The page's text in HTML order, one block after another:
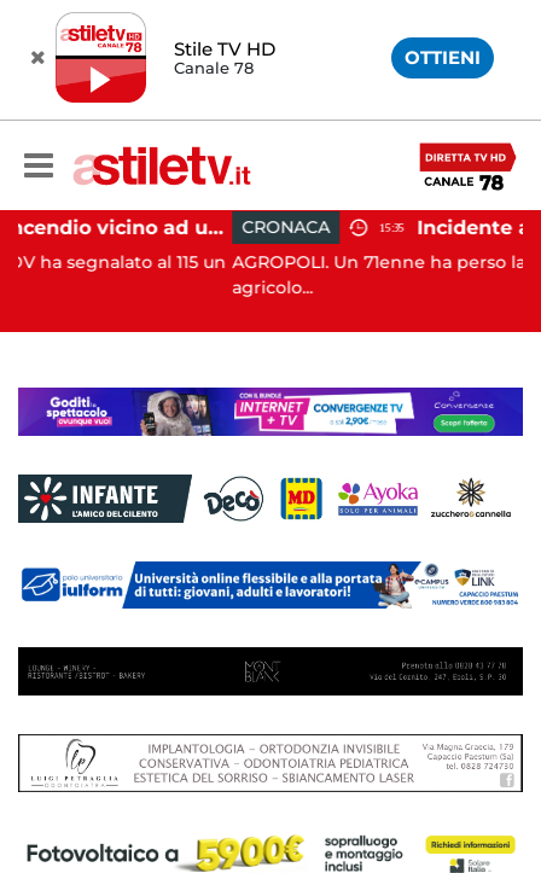
Stile TV HD
Canale 78 OTTIENI
Salerno, incendio vicino ad un traliccio: tempestivi i soccorsi
al 115 un
CRONACA 15:35
AGROPOLI. Un 71enne ha perso la vita in un